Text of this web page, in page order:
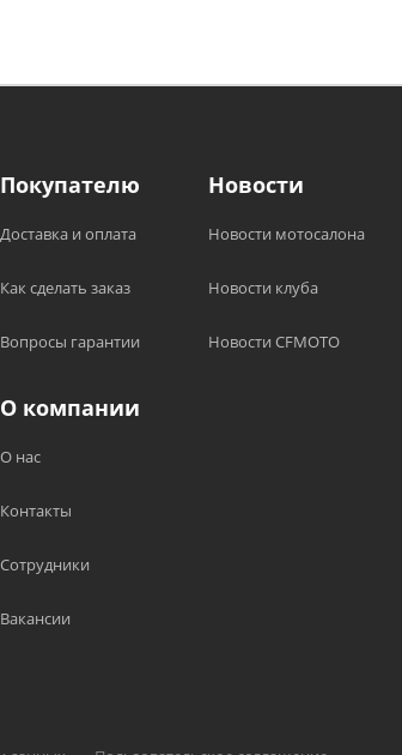
Покупателю
Доставка и оплата
Как сделать заказ
Вопросы гарантии
Новости
Новости мотосалона
Новости клуба
Новости CFMOTO
О компании
О нас
Контакты
Сотрудники
Вакансии